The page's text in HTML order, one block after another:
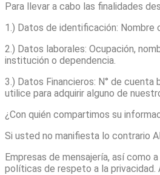
Para llevar a cabo las finalidades
1.) Datos de identificación:
2.) Datos laborales: Ocupación,
institución o dependencia.
3.) Datos Financieros: N° de
utilice para adquirir alguno de
¿Con quién compartimos su
Si usted no manifiesta lo contrario
Empresas de mensajería, así como
políticas de respeto a la